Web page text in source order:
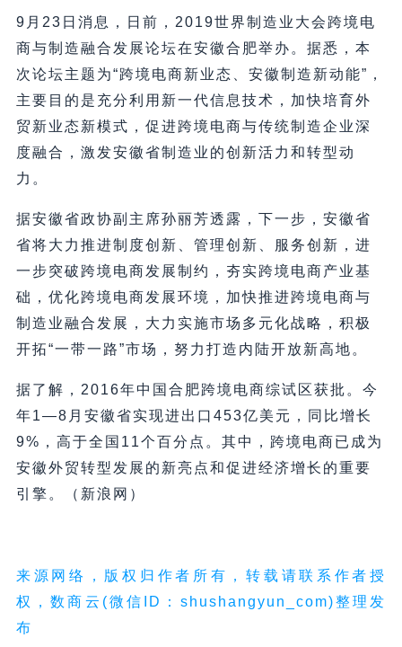
9月23日消息，日前，2019世界制造业大会跨境电
商与制造融合发展论坛在安徽合肥举办。据悉，本
次论坛主题为“跨境电商新业态、安徽制造新动能”，
主要目的是充分利用新一代信息技术，加快培育外
贸新业态新模式，促进跨境电商与传统制造企业深
度融合，激发安徽省制造业的创新活力和转型动
力。
据安徽省政协副主席孙丽芳透露，下一步，安徽省
省将大力推进制度创新、管理创新、服务创新，进
一步突破跨境电商发展制约，夯实跨境电商产业基
础，优化跨境电商发展环境，加快推进跨境电商与
制造业融合发展，大力实施市场多元化战略，积极
开拓“一带一路”市场，努力打造内陆开放新高地。
据了解，2016年中国合肥跨境电商综试区获批。今
年1—8月安徽省实现进出口453亿美元，同比增长
9%，高于全国11个百分点。其中，跨境电商已成为
安徽外贸转型发展的新亮点和促进经济增长的重要
引擎。（新浪网）
来源网络，版权归作者所有，转载请联系作者授
权，数商云(微信ID：shushangyun_com)整理发
布